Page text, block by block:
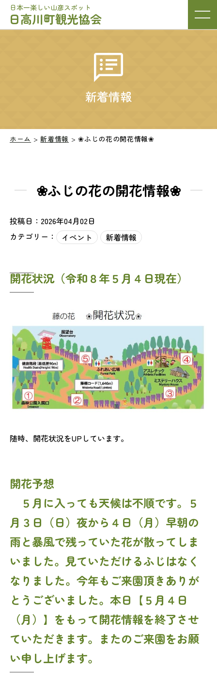
日本一楽しい山彦スポット
日高川町観光協会
新着情報
ホーム >新着情報 >❀ふじの花の開花情報❀
❀ふじの花の開花情報❀
投稿日：2026年04月02日
カテゴリー：
イベント 新着情報
開花状況（令和８年５月４日現在）
随時、開花状況をUPしています。
開花予想
５月に入っても天候は不順です。５
月３日（日）夜から４日（月）早朝の
雨と暴風で残っていた花が散ってしま
いました。見ていただけるふじはなく
なりました。今年もご来園頂きありが
とうございました。本日【５月４日
（月）】をもって開花情報を終了させ
ていただきます。またのご来園をお願
い申し上げます。